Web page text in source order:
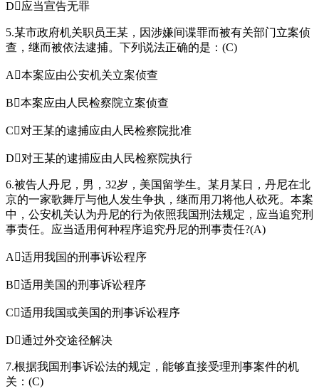
D应当宣告无罪
5.某市政府机关职员王某，因涉嫌间谍罪而被有关部门立案侦
查，继而被依法逮捕。下列说法正确的是：(C)
A本案应由公安机关立案侦查
B本案应由人民检察院立案侦查
C对王某的逮捕应由人民检察院批准
D对王某的逮捕应由人民检察院执行
6.被告人丹尼，男，32岁，美国留学生。某月某日，丹尼在北
京的一家歌舞厅与他人发生争执，继而用刀将他人砍死。本案
中，公安机关认为丹尼的行为依照我国刑法规定，应当追究刑
事责任。应当适用何种程序追究丹尼的刑事责任?(A)
A适用我国的刑事诉讼程序
B适用美国的刑事诉讼程序
C适用我国或美国的刑事诉讼程序
D通过外交途径解决
7.根据我国刑事诉讼法的规定，能够直接受理刑事案件的机
关：(C)